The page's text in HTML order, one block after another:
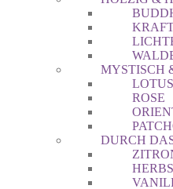
MYSTISCH
ROSE
DURCH